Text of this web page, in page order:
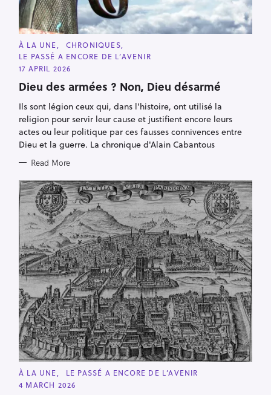
C
A
T
E
O
R
E
À LA UNE
CHRONIQUES
LE PASSÉ A ENCORE DE L’AVENIR
17 APRIL 2026
Dieu des armées ? Non, Dieu désarmé
Ils sont légion ceux qui, dans l'histoire, ont utilisé la
religion pour servir leur cause et justifient encore leurs
actes ou leur politique par ces fausses connivences entre
Dieu et la guerre. La chronique d'Alain Cabantous
Read More
C
T
À LA UNE
LE PASSÉ A ENCORE DE L’AVENIR
4 MARCH 2026